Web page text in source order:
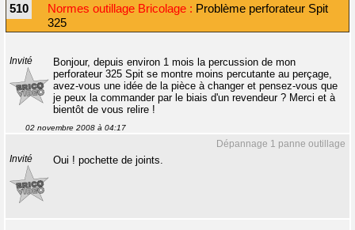
510 Normes outillage Bricolage : Problème perforateur Spit
325
Invité
Bonjour, depuis environ 1 mois la percussion de mon
perforateur 325 Spit se montre moins percutante au perçage,
avez-vous une idée de la pièce à changer et pensez-vous que
je peux la commander par le biais d'un revendeur ? Merci et à
bientôt de vous relire !
02 novembre 2008 à 04:17
Dépannage 1 panne outillage
Invité Oui ! pochette de joints.